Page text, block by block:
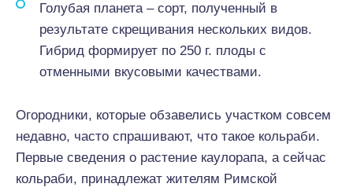
Голубая планета – сорт, полученный в
результате скрещивания нескольких видов.
Гибрид формирует по 250 г. плоды с
отменными вкусовыми качествами.
Огородники, которые обзавелись участком совсем
недавно, часто спрашивают, что такое кольраби.
Первые сведения о растение каулорапа, а сейчас
кольраби, принадлежат жителям Римской